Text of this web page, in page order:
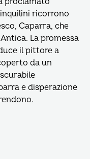
ricorrono
Caparra, che
La promessa
il pittore a
da un
e disperazione